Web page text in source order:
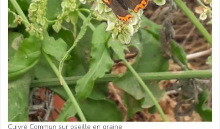
Cuivré Commun sur oseille en graine